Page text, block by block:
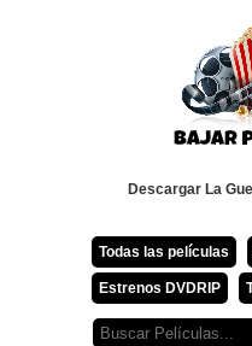
Descargar La
Todas las películas
Estrenos DVDRIP